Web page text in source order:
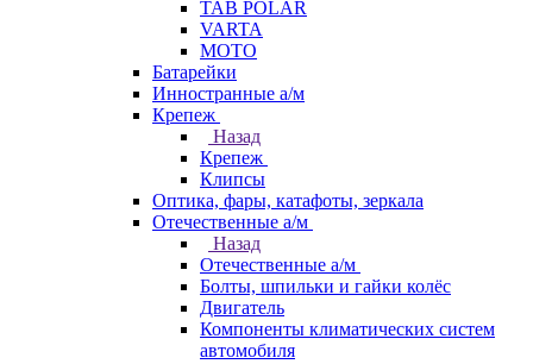
TAB POLAR
VARTA
МОТО
Батарейки
Инностранные а/м
Крепеж
Назад
Крепеж
Клипсы
Оптика, фары, катафоты, зеркала
Отечественные а/м
Назад
Отечественные а/м
Болты, шпильки и гайки колёс
Двигатель
Компоненты климатических систем
автомобиля